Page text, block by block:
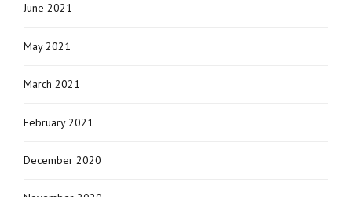
June 2021
May 2021
March 2021
February 2021
December 2020